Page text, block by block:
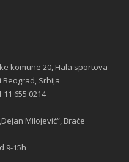
komune 20, Hala sportova
Beograd, Srbija
11 655 0214
Milojević“, Braće
9-15h